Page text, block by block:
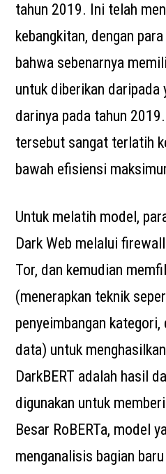
tahun 2019. Ini telah
kebangkitan, dengan
bahwa sebenarnya
untuk diberikan
darinya pada tahun
tersebut sangat terlatih
bawah efisiensi
Untuk melatih model,
Dark Web melalui
Tor, dan kemudian
(menerapkan teknik
penyeimbangan
data) untuk
DarkBERT adalah hasil
digunakan untuk
Besar RoBERTa, model
menganalisis bagian